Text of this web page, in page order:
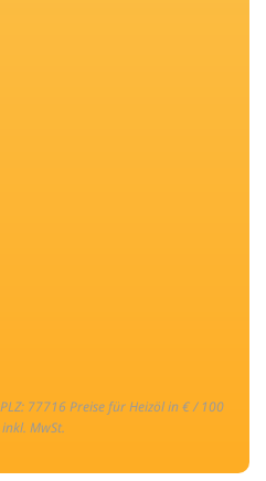
PLZ: 77716 Preise für Heizöl in € / 100
MwSt.